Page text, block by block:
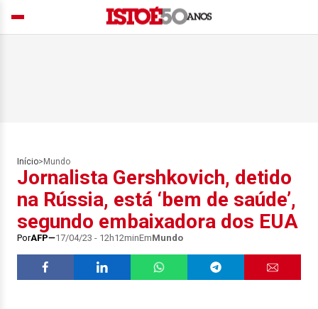
Início> Mundo
Jornalista Gershkovich, detido
na Rússia, está ‘bem de saúde’,
segundo embaixadora dos EUA
PorAFP 17/04/23 - 12h12minEmMundo